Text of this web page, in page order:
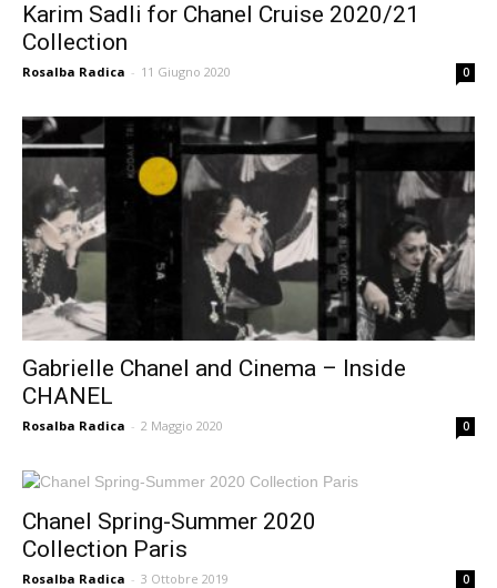
Karim Sadli for Chanel Cruise 2020/21
Collection
Rosalba Radica - 11 Giugno 2020 0
Gabrielle Chanel and Cinema – Inside
CHANEL
Rosalba Radica - 2 Maggio 2020 0
Chanel Spring-Summer 2020
Collection Paris
Rosalba Radica - 3 Ottobre 2019 0